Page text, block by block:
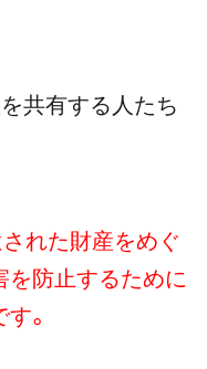
共有する人たち
された財産をめぐ
を防止するために
。